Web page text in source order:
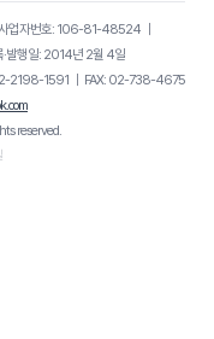
업자번호: 106-81-48524｜
·발행일: 2014년 2월 4일
2198-1591
FAX: 02-738-4675
reserved.